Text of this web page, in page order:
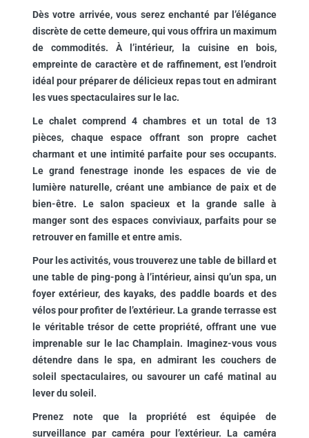
Dès votre arrivée, vous serez enchanté par l’élégance
discrète de cette demeure, qui vous offrira un maximum
de commodités. À l’intérieur, la cuisine en bois,
empreinte de caractère et de raffinement, est l’endroit
idéal pour préparer de délicieux repas tout en admirant
les vues spectaculaires sur le lac.
Le chalet comprend 4 chambres et un total de 13
pièces, chaque espace offrant son propre cachet
charmant et une intimité parfaite pour ses occupants.
Le grand fenestrage inonde les espaces de vie de
lumière naturelle, créant une ambiance de paix et de
bien-être. Le salon spacieux et la grande salle à
manger sont des espaces conviviaux, parfaits pour se
retrouver en famille et entre amis.
Pour les activités, vous trouverez une table de billard et
une table de ping-pong à l’intérieur, ainsi qu’un spa, un
foyer extérieur, des kayaks, des paddle boards et des
vélos pour profiter de l’extérieur. La grande terrasse est
le véritable trésor de cette propriété, offrant une vue
imprenable sur le lac Champlain. Imaginez-vous vous
détendre dans le spa, en admirant les couchers de
soleil spectaculaires, ou savourer un café matinal au
lever du soleil.
Prenez note que la propriété est équipée de
surveillance par caméra pour l’extérieur. La caméra